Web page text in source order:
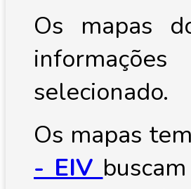
Os mapas
selecionado.
Os mapas
- EIV